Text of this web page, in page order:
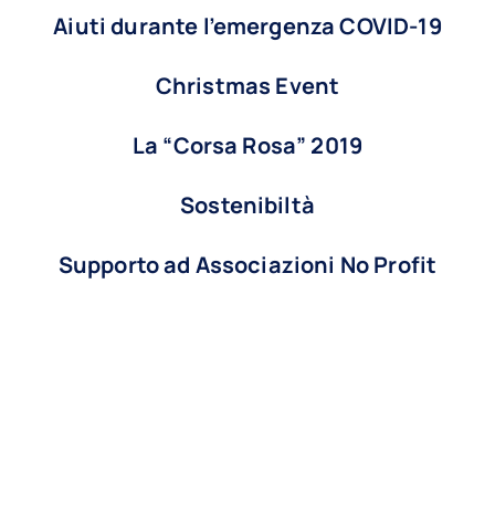
Aiuti durante l’emergenza COVID-19
Christmas Event
La “Corsa Rosa” 2019
Sostenibiltà
Supporto ad Associazioni No Profit